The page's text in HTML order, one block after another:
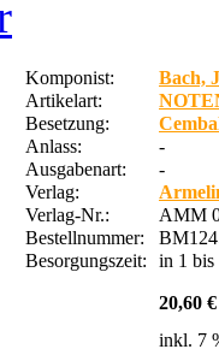
Komponist:
Bach,
Artikelart:
Besetzung:
Anlass:
-
Ausgabenart:
-
Verlag:
Verlag-Nr.:
AMM
Bestellnummer:
Besorgungszeit:
in 1
20,60 €
inkl. 7